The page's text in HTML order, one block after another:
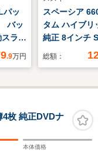
パッ
バッ
ライ
ブレ
キ
.9万円
スペーシア
タム ハイブリ
純正 8インチ
衝突安全装置/
ニター用カメ
ム/シート ハ
ー/ドライブレ
ー 社外
総額：
枚 純正DVDナ
本体価格